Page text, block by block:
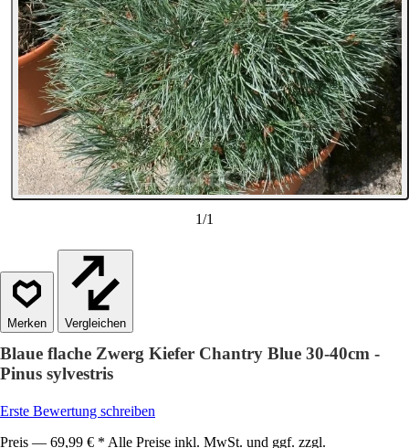
1/1
Vergleichen
Blaue flache Zwerg Kiefer Chantry Blue 30-40cm -
Pinus sylvestris
Erste Bewertung schreiben
Preis — 69,99 € * Alle Preise inkl. MwSt. und ggf. zzgl.